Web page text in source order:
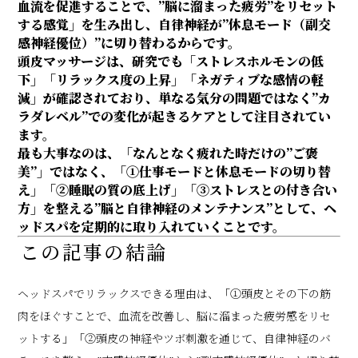
血流を促進することで、”脳に溜まった疲労”をリセット
する感覚」を生み出し、自律神経が”休息モード（副交
感神経優位）”に切り替わるからです。
頭皮マッサージは、研究でも「ストレスホルモンの低
下」「リラックス度の上昇」「ネガティブな感情の軽
減」が確認されており、単なる気分の問題ではなく”カ
ラダレベル”での変化が起きるケアとして注目されてい
ます。
最も大事なのは、「なんとなく疲れた時だけの”ご褒
美”」ではなく、「①仕事モードと休息モードの切り替
え」「②睡眠の質の底上げ」「③ストレスとの付き合い
方」を整える”脳と自律神経のメンテナンス”として、ヘ
ッドスパを定期的に取り入れていくことです。
この記事の結論
ヘッドスパでリラックスできる理由は、「①頭皮とその下の筋
肉をほぐすことで、血流を改善し、脳に溜まった疲労感をリセ
ットする」「②頭皮の神経やツボ刺激を通じて、自律神経のバ